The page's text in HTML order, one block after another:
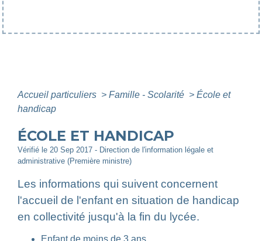
Accueil particuliers > Famille - Scolarité > École et
handicap
ÉCOLE ET HANDICAP
Vérifié le 20 Sep 2017 - Direction de l'information légale et
administrative (Première ministre)
Les informations qui suivent concernent
l'accueil de l'enfant en situation de handicap
en collectivité jusqu'à la fin du lycée.